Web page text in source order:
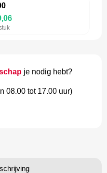
je nodig hebt?
08.00 tot 17.00 uur)